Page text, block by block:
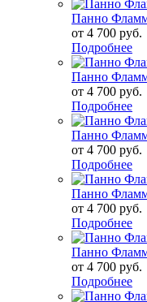
Панно
от 4 700 руб.
Подробнее
Панно
от 4 700 руб.
Подробнее
Панно
от 4 700 руб.
Подробнее
Панно
от 4 700 руб.
Подробнее
Панно
от 4 700 руб.
Подробнее